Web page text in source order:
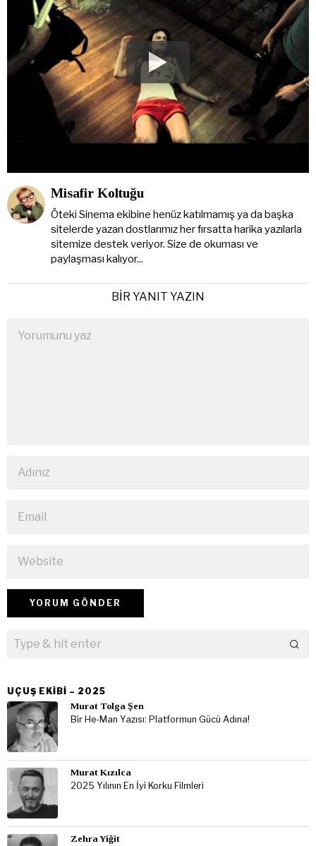
Misafir Koltuğu
Öteki Sinema ekibine henüz katılmamış ya da başka
sitelerde yazan dostlarımız her fırsatta harika yazılarla
sitemize destek veriyor. Size de okuması ve
paylaşması kalıyor...
BIR YANIT YAZIN
UÇUŞ EKIBI – 2025
Murat Tolga Şen
Bir He-Man Yazısı: Platformun Gücü Adına!
Murat Kızılca
2025 Yılının En İyi Korku Filmleri
Zehra Yiğit